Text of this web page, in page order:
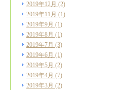
2019年12月 (2)
2019年11月 (1)
2019年9月 (1)
2019年8月 (1)
2019年7月 (3)
2019年6月 (1)
2019年5月 (2)
2019年4月 (7)
2019年3月 (2)